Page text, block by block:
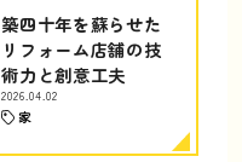
築四十年を蘇らせた
リフォーム店舗の技
術力と創意工夫
2026.04.02
家